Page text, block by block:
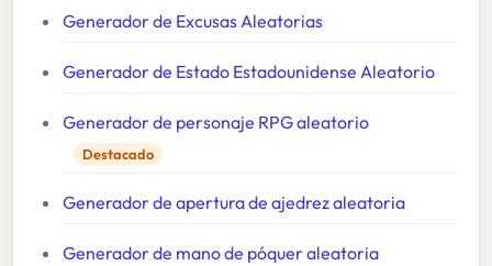
Generador de Excusas Aleatorias
Generador de Estado Estadounidense Aleatorio
Generador de personaje RPG aleatorio
Destacado
Generador de apertura de ajedrez aleatoria
Generador de mano de póquer aleatoria